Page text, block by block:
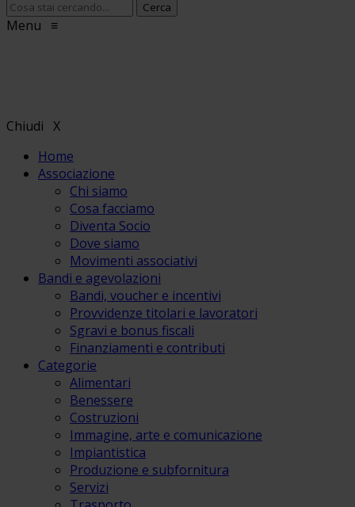
Menu ≡
Chiudi X
Home
Associazione
Chi siamo
Cosa facciamo
Diventa Socio
Dove siamo
Movimenti associativi
Bandi e agevolazioni
Bandi, voucher e incentivi
Provvidenze titolari e lavoratori
Sgravi e bonus fiscali
Finanziamenti e contributi
Categorie
Alimentari
Benessere
Costruzioni
Immagine, arte e comunicazione
Impiantistica
Produzione e subfornitura
Servizi